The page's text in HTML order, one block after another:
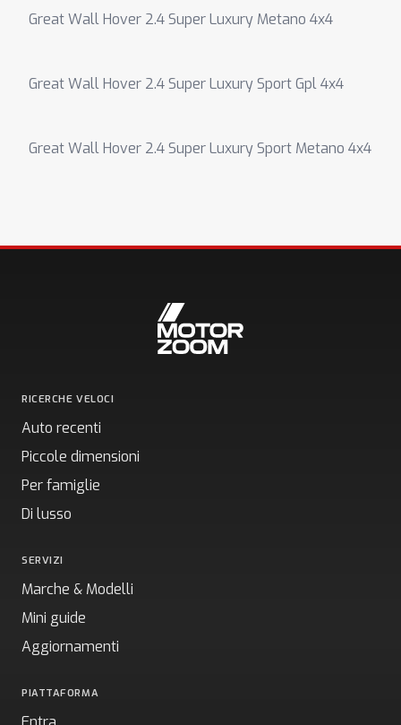
Great Wall Hover 2.4 Super Luxury Metano 4x4
Great Wall Hover 2.4 Super Luxury Sport Gpl 4x4
Great Wall Hover 2.4 Super Luxury Sport Metano 4x4
RICERCHE VELOCI
Auto recenti
Piccole dimensioni
Per famiglie
Di lusso
SERVIZI
Marche & Modelli
Mini guide
Aggiornamenti
PIATTAFORMA